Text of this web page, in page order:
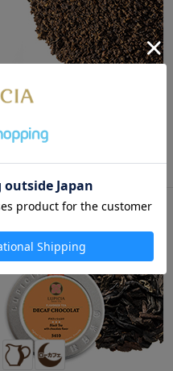
デカフェ・キャラメル 50g 袋
入